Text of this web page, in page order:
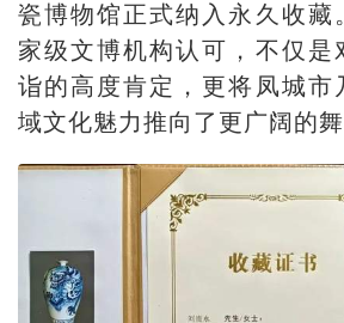
瓷博物馆正式纳入永久收藏
家级文博机构认可，不仅是
诣的高度肯定，更将凤城市
域文化魅力推向了更广阔的舞